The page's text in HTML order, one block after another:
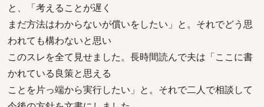
と、「考えることが遅く
まだ方法はわからないが償いをしたい」と。それでどう思
われても構わないと思い
このスレを全て見せました。長時間読んで夫は「ここに書
かれている良策と思える
ことを片っ端から実行したい」と。それで二人で相談して